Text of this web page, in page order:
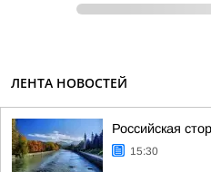
ЛЕНТА НОВОСТЕЙ
Российская
15:30